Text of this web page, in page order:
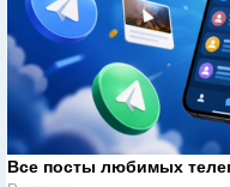
Все посты любимых